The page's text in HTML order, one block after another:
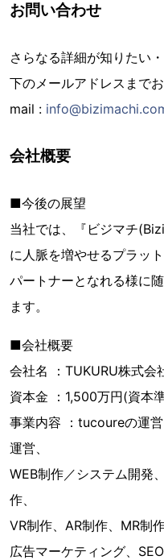
お問い合わせ
さらなる詳細が知りたい
下のメールアドレスまで
mail :
会社概要
■今後の展望
当社では、『ビジマチ
に人脈を増やせるプラッ
パートナーとなれる様に
ます。
■会社概要
会社名 ：TUKURU株式会
資本金 ：1,500万円(資本
事業内容 ：tucoureの運
運営、
WEB制作／システム開発
作、
VR制作、AR制作、MR制作
広告マーケティング、